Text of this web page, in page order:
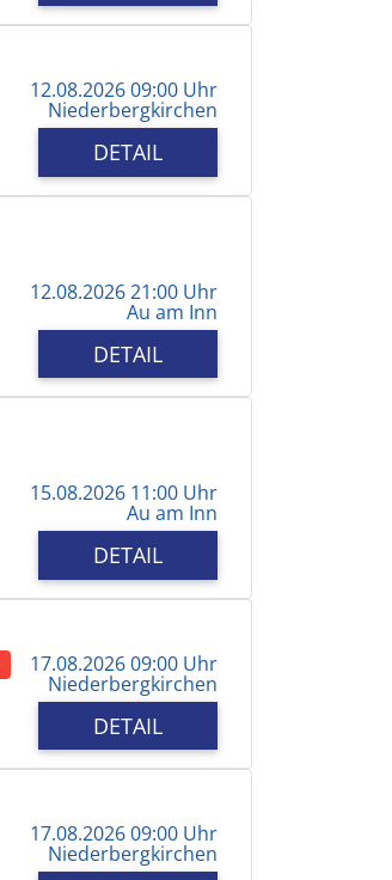
12.08.2026 09:00 Uhr
Niederbergkirchen
DETAIL
12.08.2026 21:00 Uhr
Au am Inn
DETAIL
15.08.2026 11:00 Uhr
Au am Inn
DETAIL
17.08.2026 09:00 Uhr
Niederbergkirchen
DETAIL
17.08.2026 09:00 Uhr
Niederbergkirchen